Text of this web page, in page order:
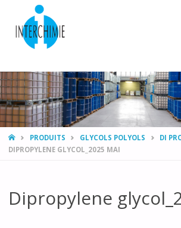
HOMEPRODUITS GLYCOLS POLYOLS
DI
DIPROPYLENE GLYCOL_2025 MAI
Dipropylene